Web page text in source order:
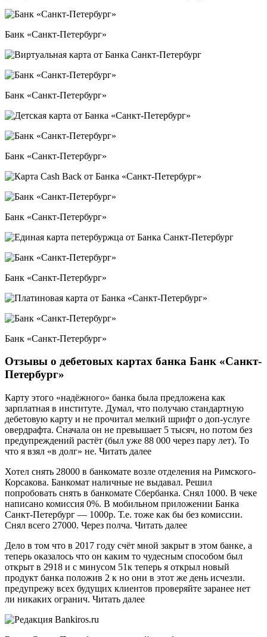
Банк «Санкт-Петербург»
Банк «Санкт-Петербург»
Банк «Санкт-Петербург»
Банк «Санкт-Петербург»
Банк «Санкт-Петербург»
Банк «Санкт-Петербург»
Отзывы о дебетовых картах банка Банк «Санкт-
Петербург»
Карту этого «надёжного» банка была предложена как
зарплатная в институте. Думал, что получаю стандартную
дебетовую карту и не прочитал мелкий шрифт о доп-услуге
овердрафта. Сначала он не превышает 5 тысяч, но потом без
предупреждений растёт (был уже 88 000 через пару лет). То
что я взял «в долг» не. Читать далее
Хотел снять 28000 в банкомате возле отделения на Римского-
Корсакова. Банкомат наличные не выдавал. Решил
попробовать снять в банкомате Сбербанка. Снял 1000. В чеке
написано комиссия 0%. В мобильном приложении Банка
Санкт-Петербург — 1000р. Т.е. тоже как бы без комиссии.
Снял всего 27000. Через полча. Читать далее
Дело в том что в 2017 году счёт мной закрыт в этом банке, а
теперь оказалось что он каким то чудесным способом был
открыт в 2918 и с минусом 51к теперь я открыл новый
продукт банка положив 2 к но они в этот же день исчезли.
предупрежу всех будущих клиентов проверяйте заранее нет
ли никаких огранич. Читать далее